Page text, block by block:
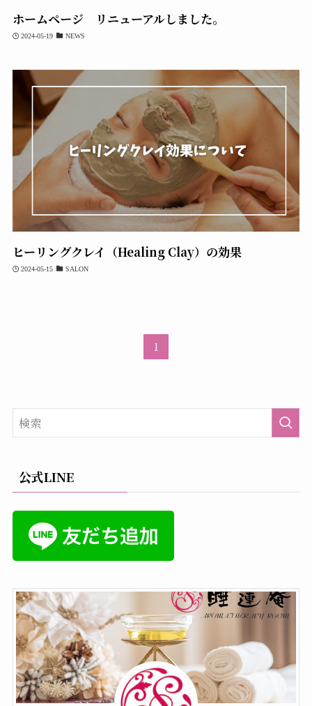
ホームページ リニューアルしました。
2024-05-19 NEWS
ヒーリングクレイ（Healing Clay）の効果
2024-05-15 SALON
1
公式LINE